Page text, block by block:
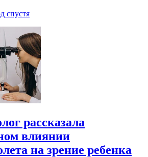
спустя
рассказала
влиянии
на зрение ребенка